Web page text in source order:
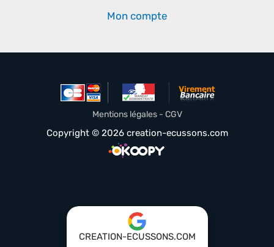
Mon compte
Mentions légales - CGV
Copyright © 2026 creation-ecussons.com
CREATION-ECUSSONS.COM